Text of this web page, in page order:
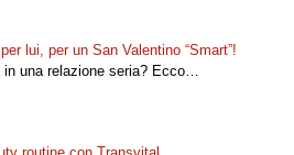
lui, per un San Valentino “Smart”!
in una relazione seria? Ecco…